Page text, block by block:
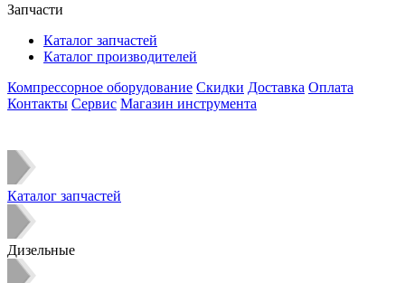
Запчасти
Каталог запчастей
Каталог производителей
Компрессорное оборудование Скидки Доставка Оплата
Контакты Сервис Магазин инструмента
Каталог запчастей
Дизельные